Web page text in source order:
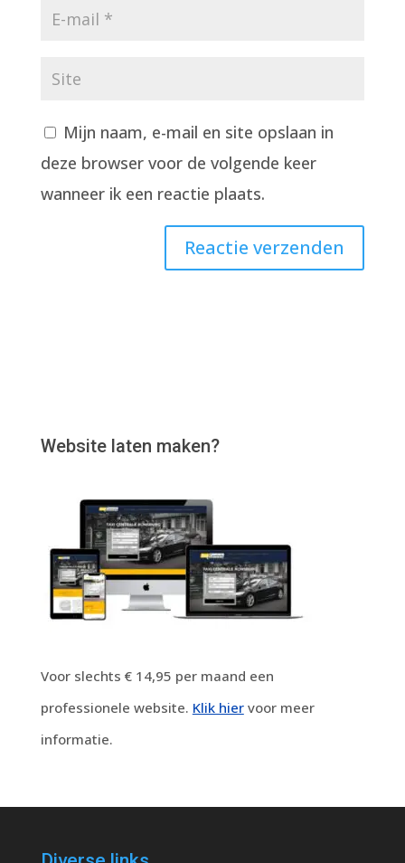
Mijn naam, e-mail en site opslaan in
deze browser voor de volgende keer
wanneer ik een reactie plaats.
Website laten maken?
Voor slechts € 14,95 per maand een
professionele website. Klik hiervoor meer
informatie.